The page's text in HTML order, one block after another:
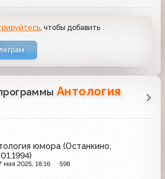
, чтобы добавить
Антология
юмора (Останкино,
мая 2025, 18:16 598